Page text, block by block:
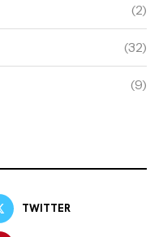
(2)
(32)
(9)
TWITTER